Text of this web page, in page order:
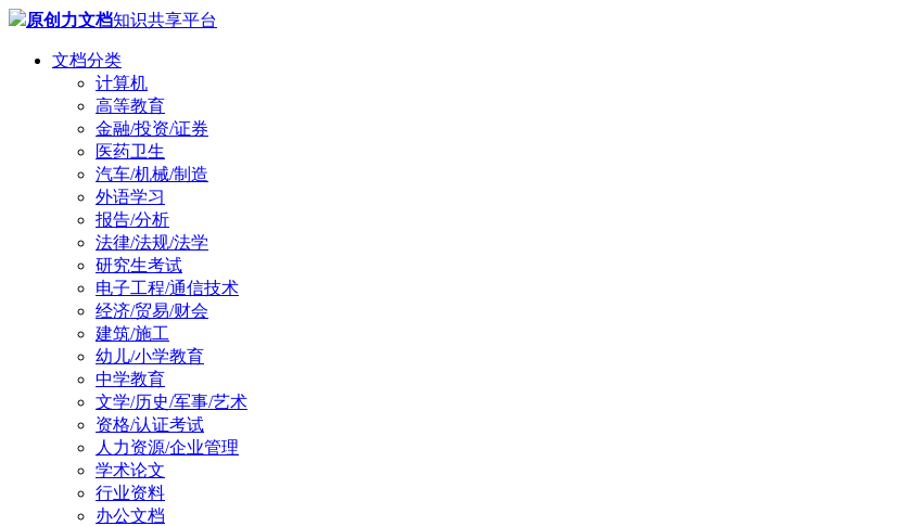
原创力文档知识共享平台
文档分类
计算机
高等教育
金融/投资/证券
医药卫生
汽车/机械/制造
外语学习
报告/分析
法律/法规/法学
研究生考试
电子工程/通信技术
经济/贸易/财会
建筑/施工
幼儿/小学教育
中学教育
文学/历史/军事/艺术
资格/认证考试
人力资源/企业管理
学术论文
行业资料
办公文档